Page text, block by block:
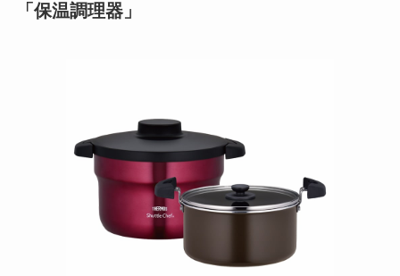
「保温調理器」